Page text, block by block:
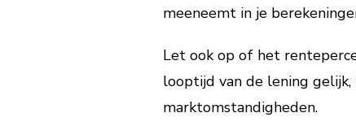
meeneemt in je
Let ook op of het
looptijd van de lening
marktomstandigheden.